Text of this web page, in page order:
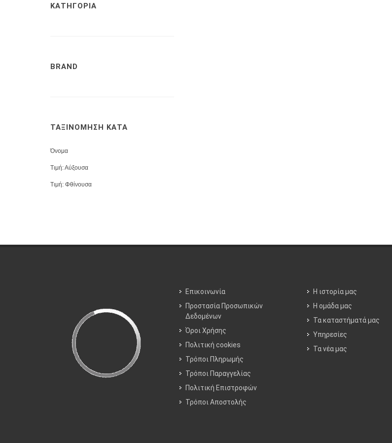
ΚΑΤΗΓΟΡΙΑ
BRAND
ΤΑΞΙΝΟΜΗΣΗ ΚΑΤΑ
Όνομα
Τιμή: Αύξουσα
Τιμή: Φθίνουσα
Επικοινωνία
Προστασία Προσωπικών
Δεδομένων
Όροι Χρήσης
Πολιτική cookies
Τρόποι Πληρωμής
Τρόποι Παραγγελίας
Πολιτική Επιστροφών
Τρόποι Aποστολής
Η ιστορία μας
Η ομάδα μας
Τα καταστήματά μας
Υπηρεσίες
Τα νέα μας